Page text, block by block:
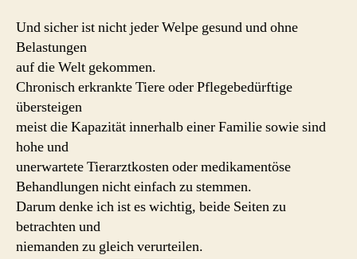
Und sicher ist nicht jeder Welpe gesund und ohne
Belastungen
auf die Welt gekommen.
Chronisch erkrankte Tiere oder Pflegebedürftige
übersteigen
meist die Kapazität innerhalb einer Familie sowie sind
hohe und
unerwartete Tierarztkosten oder medikamentöse
Behandlungen nicht einfach zu stemmen.
Darum denke ich ist es wichtig, beide Seiten zu
betrachten und
niemanden zu gleich verurteilen.